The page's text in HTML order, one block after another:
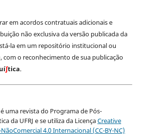
em acordos contratuais adicionais e
não exclusiva da versão publicada da
la em um repositório institucional ou
com o reconhecimento de sua publicação
∫tica.
é uma revista do Programa de Pós-
da UFRJ e se utiliza da LicençaCreative
4.0 Internacional (CC-BY-NC)